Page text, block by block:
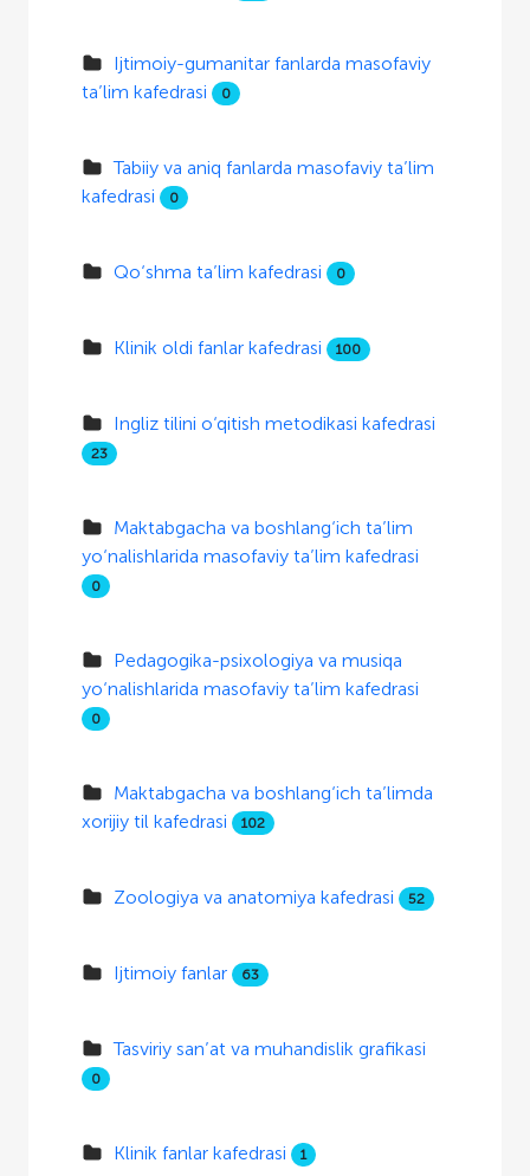
Ijtimoiy-gumanitar fanlarda masofaviy
ta’lim kafedrasi
0
Tabiiy va aniq fanlarda masofaviy ta’lim
kafedrasi
0
Qo‘shma ta’lim kafedrasi 0
Klinik oldi fanlar kafedrasi 100
Ingliz tilini o‘qitish metodikasi kafedrasi
23
Maktabgacha va boshlang‘ich ta’lim
yo‘nalishlarida masofaviy ta’lim kafedrasi
0
Pedagogika-psixologiya va musiqa
yo‘nalishlarida masofaviy ta’lim kafedrasi
0
Maktabgacha va boshlang‘ich ta’limda
xorijiy til kafedrasi
102
Zoologiya va anatomiya kafedrasi 52
Ijtimoiy fanlar 63
Tasviriy san’at va muhandislik grafikasi
0
Klinik fanlar kafedrasi 1